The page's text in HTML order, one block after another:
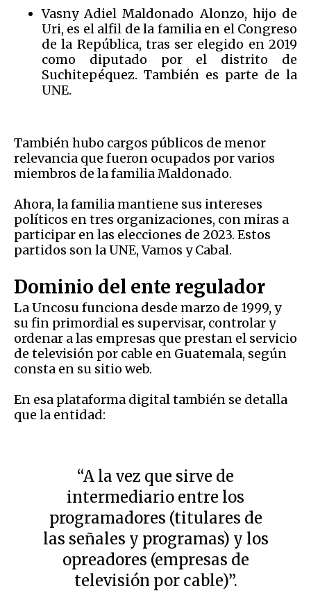
Vasny Adiel Maldonado Alonzo, hijo de
Uri, es el alfil de la familia en el Congreso
de la República, tras ser elegido en 2019
como diputado por el distrito de
Suchitepéquez. También es parte de la
UNE.
También hubo cargos públicos de menor
relevancia que fueron ocupados por varios
miembros de la familia Maldonado.
Ahora, la familia mantiene sus intereses
políticos en tres organizaciones, con miras a
participar en las elecciones de 2023. Estos
partidos son la UNE, Vamos y Cabal.
Dominio del ente regulador
La Uncosu funciona desde marzo de 1999, y
su fin primordial es supervisar, controlar y
ordenar a las empresas que prestan el servicio
de televisión por cable en Guatemala, según
consta en su sitio web.
En esa plataforma digital también se detalla
que la entidad:
“A la vez que sirve de
intermediario entre los
programadores (titulares de
las señales y programas) y los
opreadores (empresas de
televisión por cable)”.